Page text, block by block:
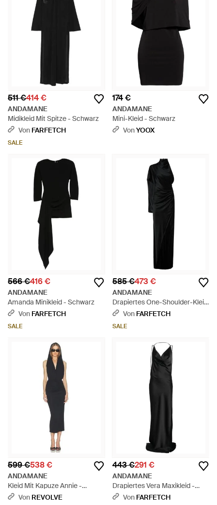
511 €414 €
ANDAMANE
Midikleid Mit Spitze - Schwarz
Von FARFETCH
SALE
174 €
ANDAMANE
Mini-Kleid - Schwarz
VonYOOX
566 €416 €
ANDAMANE
Amanda Minikleid - Schwarz
Von FARFETCH
SALE
585 €473 €
ANDAMANE
Drapiertes One-Shoulder-Kleid
- Schwarz
Von FARFETCH
SALE
599 €538 €
ANDAMANE
Kleid Mit Kapuze Annie -
Schwarz
Von REVOLVE
443 €291 €
ANDAMANE
Drapiertes Vera Maxikleid -
Schwarz
Von FARFETCH